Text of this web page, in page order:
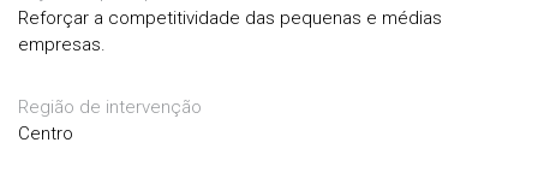
Reforçar a competitividade das pequenas e médias
empresas.
Região de intervenção
Centro